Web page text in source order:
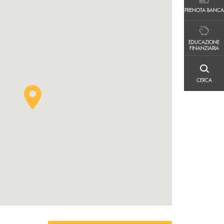
PRENOTA BANCA
PRENOTA BANCA
EDUCAZIONE
FINANZIARIA
CERCA